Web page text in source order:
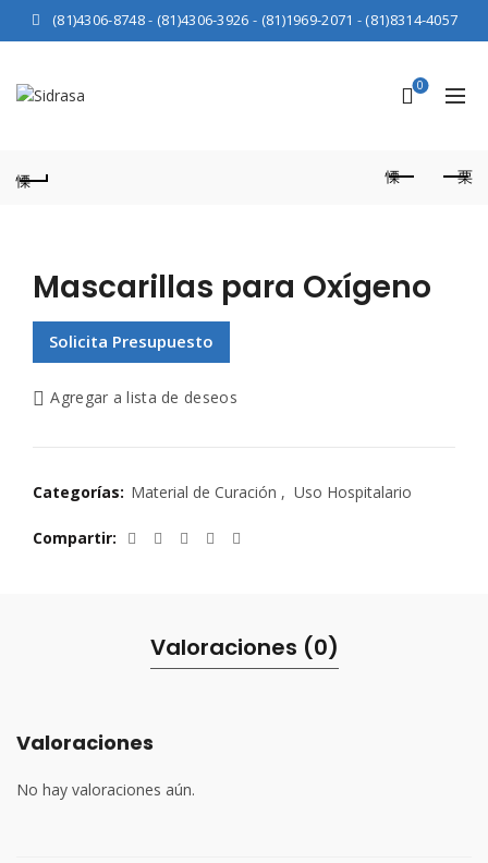
(81)4306-8748- (81)4306-3926 - (81)1969-2071 - (81)8314-4057
0
Mascarillas para Oxígeno
Solicita Presupuesto
Agregar a lista de deseos
Categorías: Material de Curación , Uso Hospitalario
Compartir
Valoraciones (0)
Valoraciones
No hay valoraciones aún.